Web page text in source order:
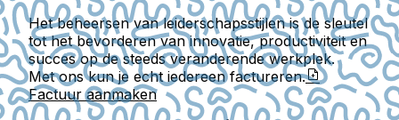
Het beheersen van leiderschapsstijlen is de sleutel
tot het bevorderen van innovatie, productiviteit en
succes op de steeds veranderende werkplek.
Met ons kun je echt iedereen factureren.
Factuur aanmaken